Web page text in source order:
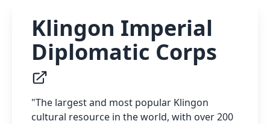
Klingon Imperial
Diplomatic Corps
"The largest and most popular Klingon
cultural resource in the world, with over 200